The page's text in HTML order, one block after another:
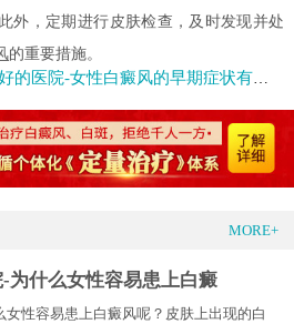
外，定期进行皮肤检查，及时发现并处
的重要措施。
医院-女性白癜风的早期症状有什么
MORE+
为什么女性容易患上白癜
性容易患上白癜风呢？皮肤上出现的白